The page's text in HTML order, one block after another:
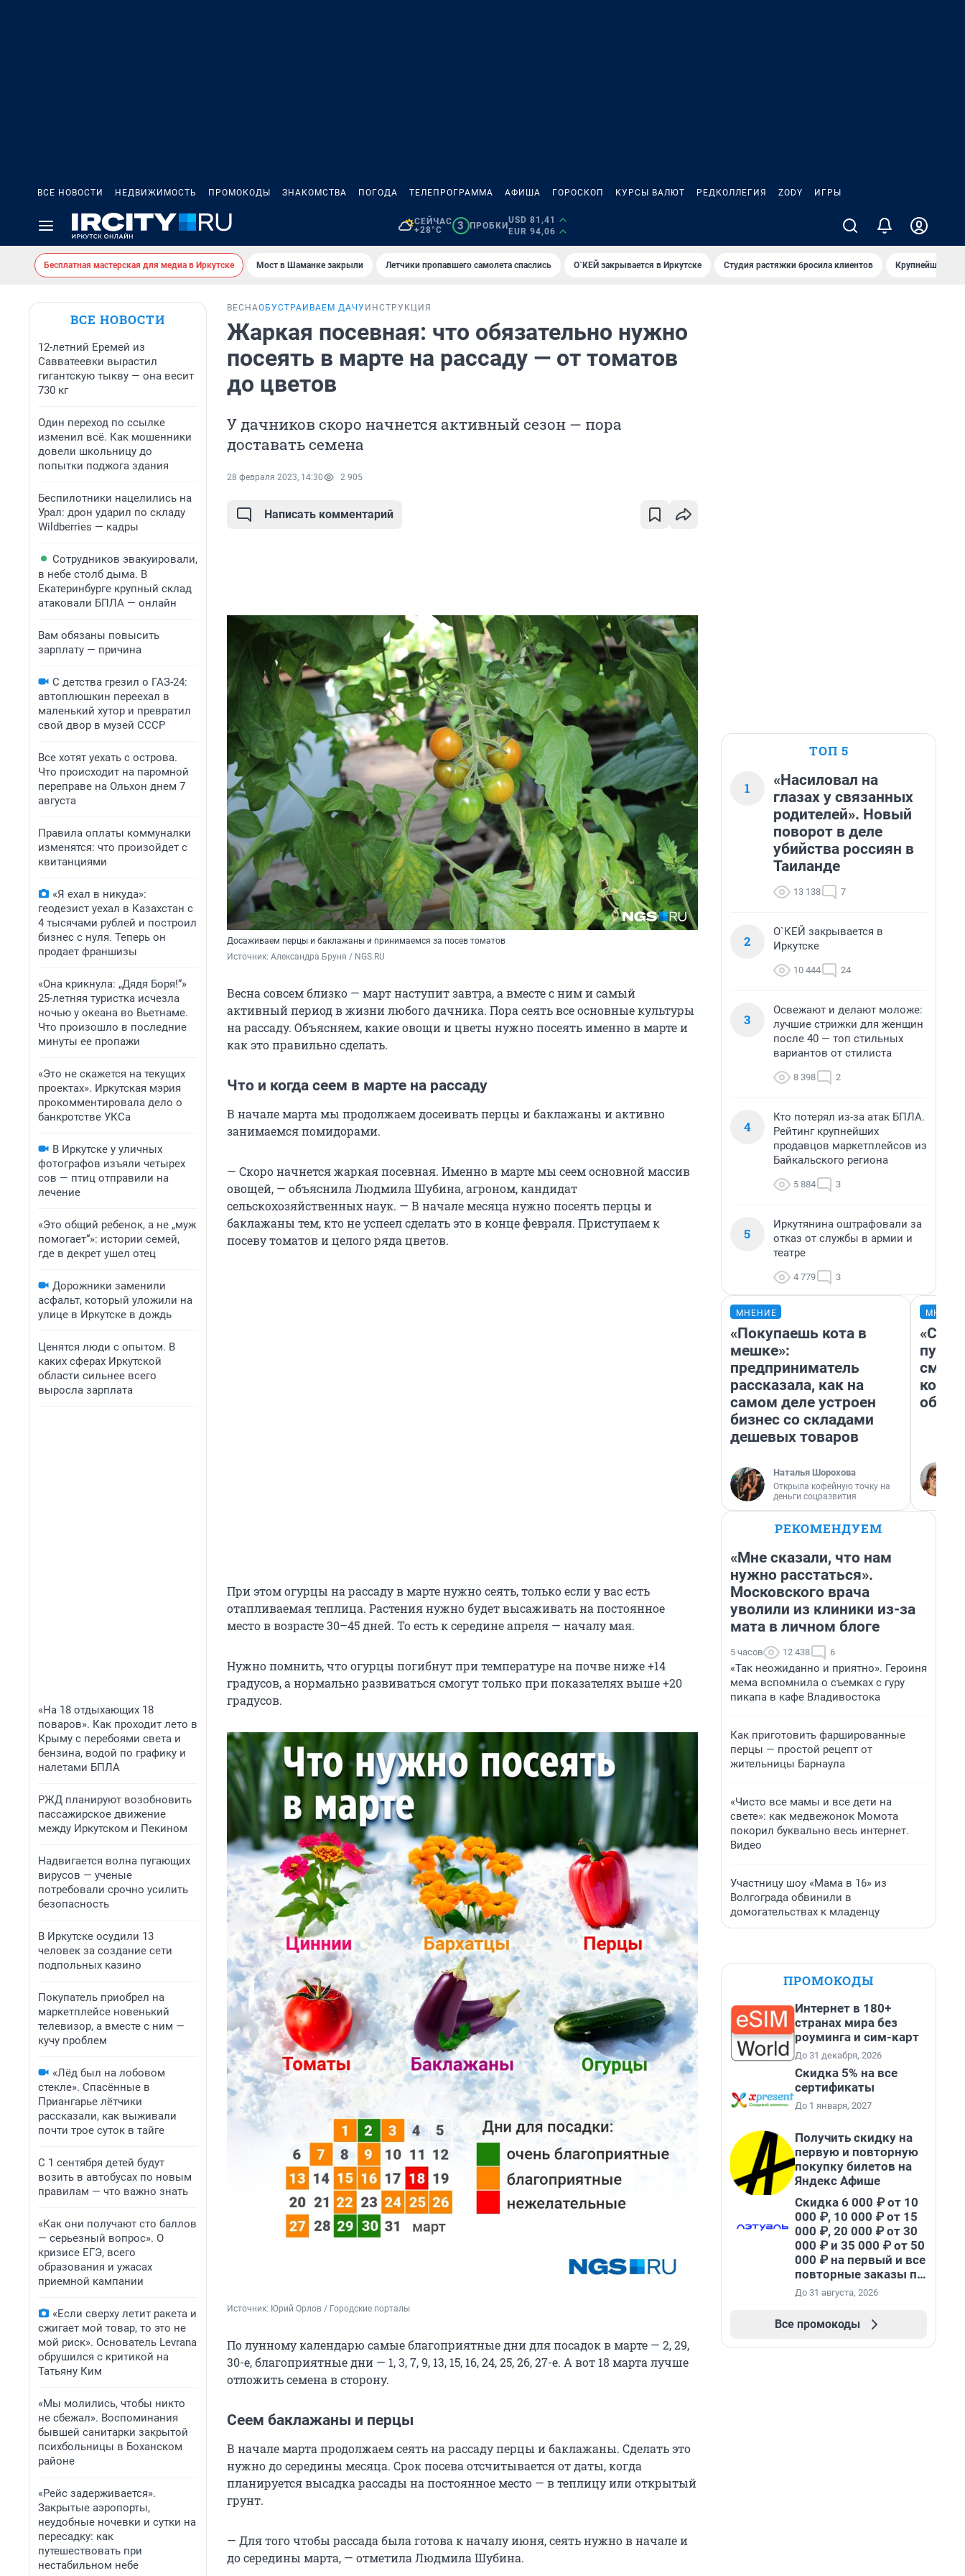
ВСЕ НОВОСТИ НЕДВИЖИМОСТЬ ПРОМОКОДЫ ЗНАКОМСТВА ПОГОДА ТЕЛЕПРОГРАММА АФИША ГОРОСКОП КУРСЫ ВАЛЮТ РЕДКОЛЛЕГИЯ ZODY ИГРЫ
СЕЙЧАС
+28°C
3 ПРОБКИ
USD 81,41
EUR 94,06
Бесплатная мастерская для медиа в Иркутске Мост в Шаманке закрыли Летчики пропавшего самолета спаслись О`КЕЙ закрывается в Иркутске Студия растяжки бросила клиентов Крупнейшие
ВСЕ НОВОСТИ
12-летний Еремей из
Савватеевки вырастил
гигантскую тыкву — она весит
730 кг
Один переход по ссылке
изменил всё. Как мошенники
довели школьницу до
попытки поджога здания
Беспилотники нацелились на
Урал: дрон ударил по складу
Wildberries — кадры
Сотрудников эвакуировали,
в небе столб дыма. В
Екатеринбурге крупный склад
атаковали БПЛА — онлайн
Вам обязаны повысить
зарплату — причина
С детства грезил о ГАЗ-24:
автоплюшкин переехал в
маленький хутор и превратил
свой двор в музей СССР
Все хотят уехать с острова.
Что происходит на паромной
переправе на Ольхон днем 7
августа
Правила оплаты коммуналки
изменятся: что произойдет с
квитанциями
«Я ехал в никуда»:
геодезист уехал в Казахстан с
4 тысячами рублей и построил
бизнес с нуля. Теперь он
продает франшизы
«Она крикнула: „Дядя Боря!“»
25-летняя туристка исчезла
ночью у океана во Вьетнаме.
Что произошло в последние
минуты ее пропажи
«Это не скажется на текущих
проектах». Иркутская мэрия
прокомментировала дело о
банкротстве УКСа
В Иркутске у уличных
фотографов изъяли четырех
сов — птиц отправили на
лечение
«Это общий ребенок, а не „муж
помогает“»: истории семей,
где в декрет ушел отец
Дорожники заменили
асфальт, который уложили на
улице в Иркутске в дождь
Ценятся люди с опытом. В
каких сферах Иркутской
области сильнее всего
выросла зарплата
«На 18 отдыхающих 18
поваров». Как проходит лето в
Крыму с перебоями света и
бензина, водой по графику и
налетами БПЛА
РЖД планируют возобновить
пассажирское движение
между Иркутском и Пекином
Надвигается волна пугающих
вирусов — ученые
потребовали срочно усилить
безопасность
В Иркутске осудили 13
человек за создание сети
подпольных казино
Покупатель приобрел на
маркетплейсе новенький
телевизор, а вместе с ним —
кучу проблем
«Лёд был на лобовом
стекле». Спасённые в
Приангарье лётчики
рассказали, как выживали
почти трое суток в тайге
С 1 сентября детей будут
возить в автобусах по новым
правилам — что важно знать
«Как они получают сто баллов
— серьезный вопрос». О
кризисе ЕГЭ, всего
образования и ужасах
приемной кампании
«Если сверху летит ракета и
сжигает мой товар, то это не
мой риск». Основатель Levrana
обрушился с критикой на
Татьяну Ким
«Мы молились, чтобы никто
не сбежал». Воспоминания
бывшей санитарки закрытой
психбольницы в Боханском
районе
«Рейс задерживается».
Закрытые аэропорты,
неудобные ночевки и сутки на
пересадку: как
путешествовать при
нестабильном небе
ВЕСНАОБУСТРАИВАЕМ ДАЧУ ИНСТРУКЦИЯ
Жаркая посевная: что обязательно нужно
посеять в марте на рассаду — от томатов
до цветов
У дачников скоро начнется активный сезон — пора
доставать семена
28 февраля 2023, 14:30 2 905
Написать комментарий
Досаживаем перцы и баклажаны и принимаемся за посев томатов
Источник: Александра Бруня / NGS.RU
Весна совсем близко — март наступит завтра, а вместе с ним и самый
активный период в жизни любого дачника. Пора сеять все основные культуры
на рассаду. Объясняем, какие овощи и цветы нужно посеять именно в марте и
как это правильно сделать.
Что и когда сеем в марте на рассаду
В начале марта мы продолжаем досеивать перцы и баклажаны и активно
занимаемся помидорами.
— Скоро начнется жаркая посевная. Именно в марте мы сеем основной массив
овощей, — объяснила Людмила Шубина, агроном, кандидат
сельскохозяйственных наук. — В начале месяца нужно посеять перцы и
баклажаны тем, кто не успеел сделать это в конце февраля. Приступаем к
посеву томатов и целого ряда цветов.
При этом огурцы на рассаду в марте нужно сеять, только если у вас есть
отапливаемая теплица. Растения нужно будет высаживать на постоянное
место в возрасте 30–45 дней. То есть к середине апреля — началу мая.
Нужно помнить, что огурцы погибнут при температуре на почве ниже +14
градусов, а нормально развиваться смогут только при показателях выше +20
градусов.
Источник: Юрий Орлов / Городские порталы
По лунному календарю самые благоприятные дни для посадок в марте — 2, 29,
30-е, благоприятные дни — 1, 3, 7, 9, 13, 15, 16, 24, 25, 26, 27-е. А вот 18 марта лучше
отложить семена в сторону.
Сеем баклажаны и перцы
В начале марта продолжаем сеять на рассаду перцы и баклажаны. Сделать это
нужно до середины месяца. Срок посева отсчитывается от даты, когда
планируется высадка рассады на постоянное место — в теплицу или открытый
грунт.
— Для того чтобы рассада была готова к началу июня, сеять нужно в начале и
до середины марта, — отметила Людмила Шубина.
ТОП 5
1
«Насиловал на
глазах у связанных
родителей». Новый
поворот в деле
убийства россиян в
Таиланде
13 138 7
2
О`КЕЙ закрывается в
Иркутске
10 444 24
3
Освежают и делают моложе:
лучшие стрижки для женщин
после 40 — топ стильных
вариантов от стилиста
8 398 2
4
Кто потерял из-за атак БПЛА.
Рейтинг крупнейших
продавцов маркетплейсов из
Байкальского региона
5 884 3
5
Иркутянина оштрафовали за
отказ от службы в армии и
театре
4 779 3
МНЕНИЕ
«Покупаешь кота в
мешке»:
предприниматель
рассказала, как на
самом деле устроен
бизнес со складами
дешевых товаров
Наталья Шорохова
Открыла кофейную точку на
деньги соцразвития
РЕКОМЕНДУЕМ
«Мне сказали, что нам
нужно расстаться».
Московского врача
уволили из клиники из-за
мата в личном блоге
5 часов 12 438 6
«Так неожиданно и приятно». Героиня
мема вспомнила о съемках с гуру
пикапа в кафе Владивостока
Как приготовить фаршированные
перцы — простой рецепт от
жительницы Барнаула
«Чисто все мамы и все дети на
свете»: как медвежонок Момота
покорил буквально весь интернет.
Видео
Участницу шоу «Мама в 16» из
Волгограда обвинили в
домогательствах к младенцу
ПРОМОКОДЫ
Интернет в 180+
странах мира без
роуминга и сим-карт
До 31 декабря, 2026
Скидка 5% на все
сертификаты
До 1 января, 2027
Получить скидку на
первую и повторную
покупку билетов на
Яндекс Афише
Скидка 6 000 ₽ от 10
000 ₽, 10 000 ₽ от 15
000 ₽, 20 000 ₽ от 30
000 ₽ и 35 000 ₽ от 50
000 ₽ на первый и все
повторные заказы по
промокоду НАБЕРИ
До 31 августа, 2026
Все промокоды